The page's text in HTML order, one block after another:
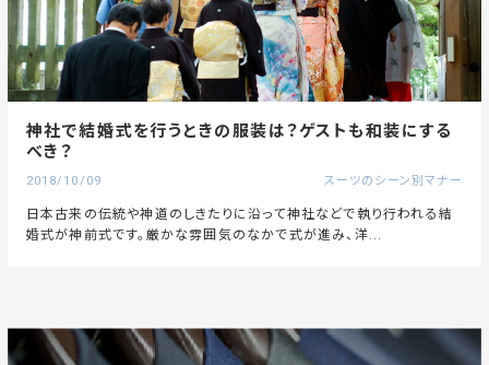
神社で結婚式を行うときの服装は？ゲストも和装にする
べき？
2018/10/09 スーツのシーン別マナー
日本古来の伝統や神道のしきたりに沿って神社などで執り行われる結
婚式が神前式です。厳かな雰囲気のなかで式が進み、洋...